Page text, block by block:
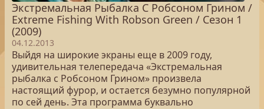
Экстремальная Рыбалка С Робсоном Грином /
Extreme Fishing With Robson Green / Сезон 1
(2009)
04.12.2013
Выйдя на широкие экраны еще в 2009 году,
удивительная телепередача «Экстремальная
рыбалка с Робсоном Грином» произвела
настоящий фурор, и остается безумно популярной
по сей день. Эта программа буквально